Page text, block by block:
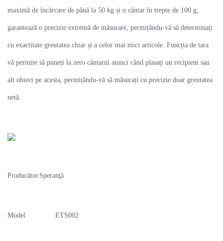
maximă de încărcare de până la 50 kg și o cântar în trepte de 100 g,
garantează o precizie extremă de măsurare, permițându-vă să determinați
cu exactitate greutatea chiar și a celor mai mici articole. Funcția de tara
vă permite să puneți la zero cântarul atunci când plasați un recipient sau
alt obiect pe acesta, permițându-vă să măsurați cu precizie doar greutatea
netă.
Producător Speranţă
Model ETS002